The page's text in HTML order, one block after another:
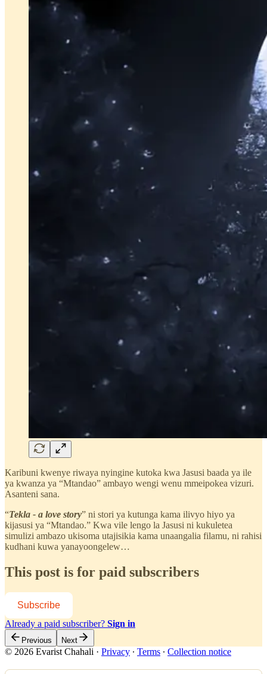
Karibuni kwenye riwaya nyingine kutoka kwa Jasusi baada ya ile
ya kwanza ya “Mtandao” ambayo wengi wenu mmeipokea vizuri.
Asanteni sana.
“Tekla - a love story” ni stori ya kutunga kama ilivyo hiyo ya
kijasusi ya “Mtandao.” Kwa vile lengo la Jasusi ni kukuletea
simulizi ambazo ukisoma utajisikia kama unaangalia filamu, ni rahisi
kudhani kuwa yanayoongelew…
This post is for paid subscribers
Subscribe
Already a paid subscriber? Sign in
Previous Next
© 2026 Evarist Chahali · Privacy ∙ Terms ∙ Collection notice